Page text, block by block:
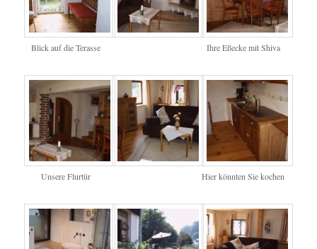
Blick auf die Terasse Ihre Eßecke mit Shiva
Unsere Flurtür Hier könnten Sie kochen